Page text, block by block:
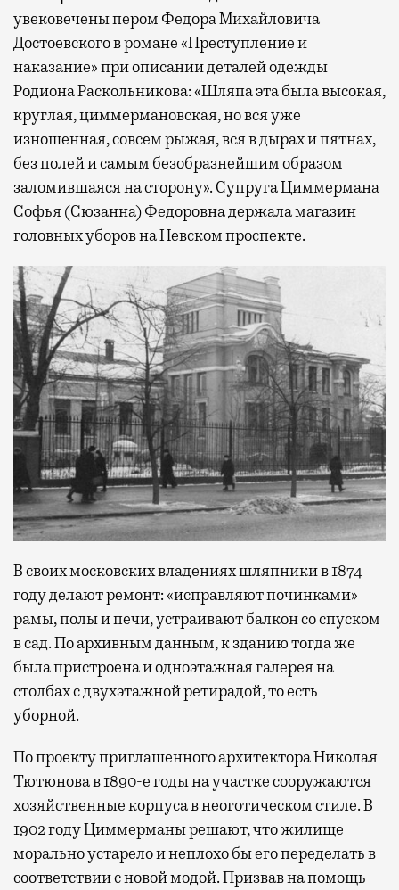
увековечены пером Федора Михайловича
Достоевского в романе «Преступление и
наказание» при описании деталей одежды
Родиона Раскольникова: «Шляпа эта была высокая,
круглая, циммермановская, но вся уже
изношенная, совсем рыжая, вся в дырах и пятнах,
без полей и самым безобразнейшим образом
заломившаяся на сторону». Супруга Циммермана
Софья (Сюзанна) Федоровна держала магазин
головных уборов на Невском проспекте.
В своих московских владениях шляпники в 1874
году делают ремонт: «исправляют починками»
рамы, полы и печи, устраивают балкон со спуском
в сад. По архивным данным, к зданию тогда же
была пристроена и одноэтажная галерея на
столбах с двухэтажной ретирадой, то есть
уборной.
По проекту приглашенного архитектора Николая
Тютюнова в 1890-е годы на участке сооружаются
хозяйственные корпуса в неоготическом стиле. В
1902 году Циммерманы решают, что жилище
морально устарело и неплохо бы его переделать в
соответствии с новой модой. Призвав на помощь